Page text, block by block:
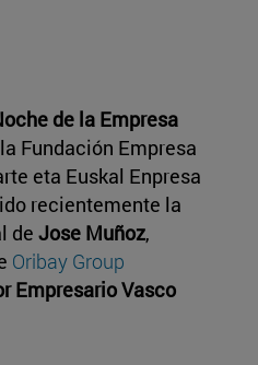
de la Empresa
Fundación Empresa
eta Euskal Enpresa
recientemente la
de Jose Muñoz,
Oribay Group
Empresario Vasco